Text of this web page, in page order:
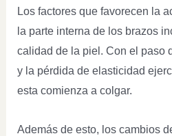
Los factores que favorecen la
la parte interna de los brazos
calidad de la piel. Con el paso
y la pérdida de elasticidad
esta comienza a colgar.
Además de esto, los cambios